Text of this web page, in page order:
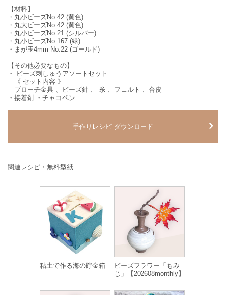
【材料】
・丸小ビーズNo.42 (黄色)
・丸大ビーズNo.42 (黄色)
・丸小ビーズNo.21 (シルバー)
・丸小ビーズNo.167 (緑)
・まが玉4mm No.22 (ゴールド)
【その他必要なもの】
・ ビーズ刺しゅうアソートセット
《 セット内容 》
ブローチ金具 、ビーズ針 、 糸 、フェルト 、合皮
・接着剤 ・チャコペン
手作りレシピ ダウンロード
関連レシピ・無料型紙
粘土で作る海の貯金箱
ビーズフラワー「もみ
じ」【202608monthly】